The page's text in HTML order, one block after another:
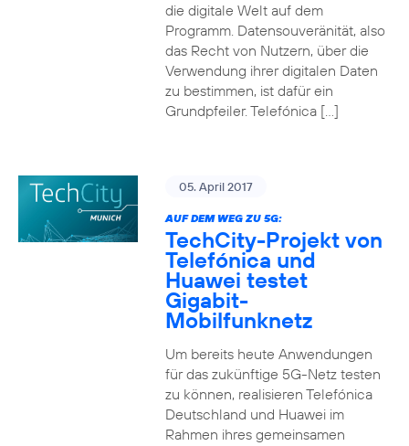
die digitale Welt auf dem
Programm. Datensouveränität, also
das Recht von Nutzern, über die
Verwendung ihrer digitalen Daten
zu bestimmen, ist dafür ein
Grundpfeiler. Telefónica […]
05. April 2017
AUF DEM WEG ZU 5G:
TechCity-Projekt von
Telefónica und
Huawei testet
Gigabit-
Mobilfunknetz
Um bereits heute Anwendungen
für das zukünftige 5G-Netz testen
zu können, realisieren Telefónica
Deutschland und Huawei im
Rahmen ihres gemeinsamen